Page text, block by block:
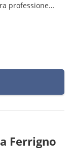
professione
Ferrigno